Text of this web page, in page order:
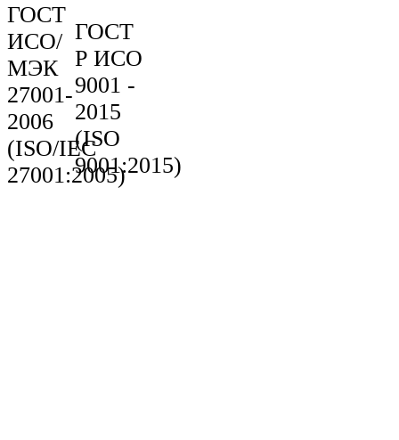
ГОСТ
ИСО/
МЭК
27001-
2006
(ISO/IEC
27001:2005)
ГОСТ
Р ИСО
9001 -
2015
(ISO
9001:2015)